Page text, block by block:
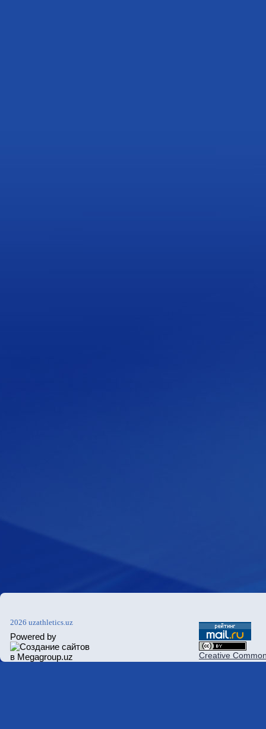
2026 uzathletics.uz
Powered by
Creative